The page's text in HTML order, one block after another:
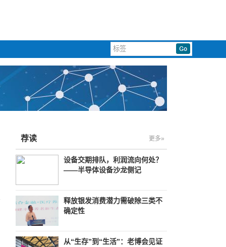
荐读 更多»
设备交期排队，利润流向何处？
——半导体设备沙龙侧记
释放银发消费潜力需破除三类不
确定性
从“生存”到“生活”：老博会见证